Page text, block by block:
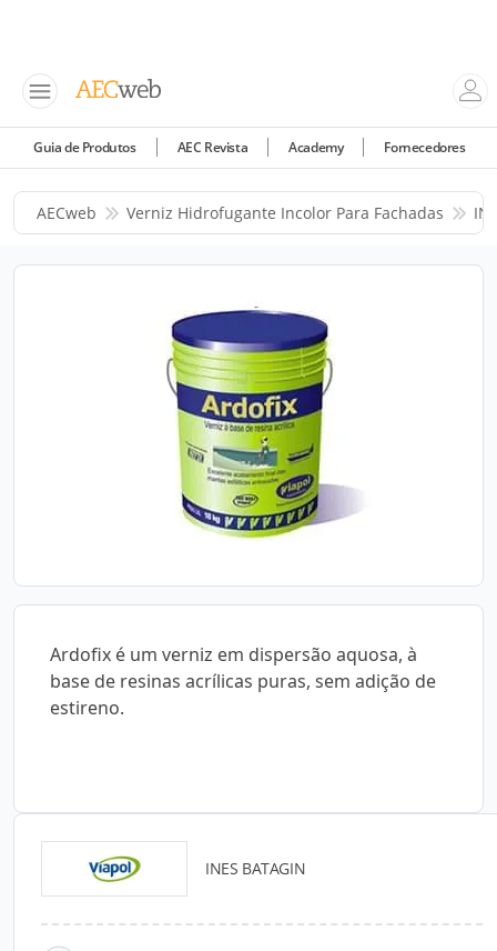
Guia de Produtos AEC Revista Academy Fornecedores
AECweb Verniz Hidrofugante Incolor Para Fachadas
Ardofix é um verniz em dispersão aquosa, à
base de resinas acrílicas puras, sem adição de
estireno.
INES BATAGIN
Catálogos para Download